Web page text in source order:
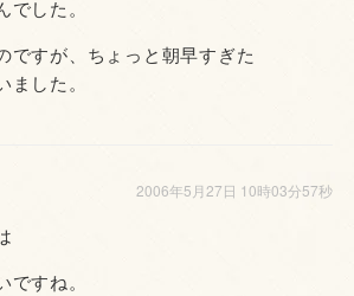
した。
ですが、ちょっと朝早すぎた
した。
2006年5月27日 10時03分57秒
すね。